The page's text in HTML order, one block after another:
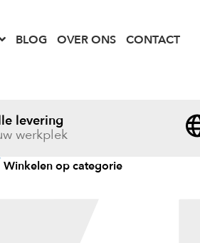
BLOG OVER ONS CONTACT
levering
werkplek
Winkelen op categorie